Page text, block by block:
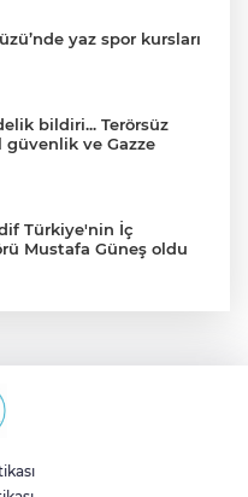
yaz spor kursları
bildiri... Terörsüz
güvenlik ve Gazze
Türkiye'nin İç
Mustafa Güneş oldu
doğalgaza